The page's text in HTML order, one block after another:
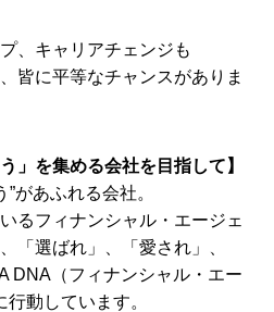
、キャリアチェンジも
皆に平等なチャンスがありま
」を集める会社を目指して】
があふれる会社。
るフィナンシャル・エージェ
「選ばれ」、「愛され」、
DNA（フィナンシャル・エー
動しています。